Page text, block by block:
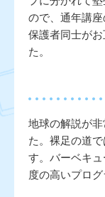
ので、通年講座
保護者同士が
た。
地球の解説が
た。裸足の道
す。バーベキ
度の高いプログ